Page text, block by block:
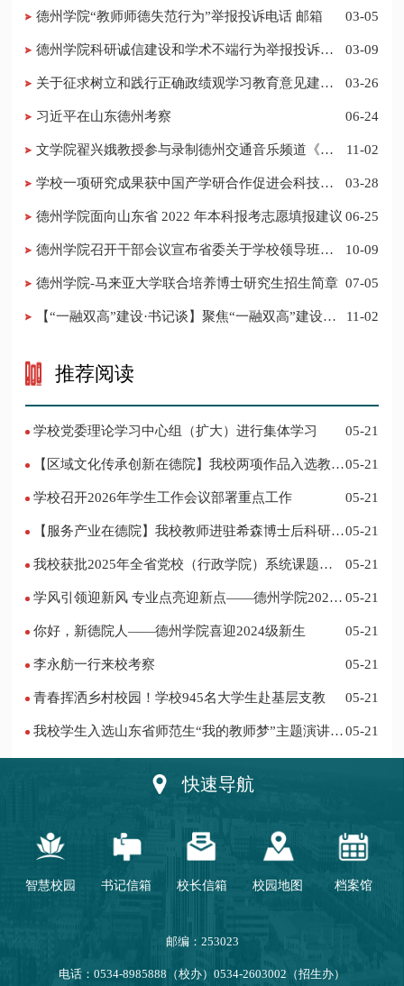
德州学院“教师师德失范行为”举报投诉电话 邮箱 03-05
德州学院科研诚信建设和学术不端行为举报投诉电
03-09
03-26
习近平在山东德州考察 06-24
​文学院翟兴娥教授参与录制德州交通音乐频道《科
11-02
学校一项研究成果获中国产学研合作促进会科技创
03-28
德州学院面向山东省 2022 年本科报考志愿填报建议 06-25
​德州学院召开干部会议宣布省委关于学校领导班子
10-09
德州学院-马来亚大学联合培养博士研究生招生简章 07-05
11-02
推荐阅读
学校党委理论学习中心组（扩大）进行集体学习 05-21
05-21
学校召开2026年学生工作会议部署重点工作 05-21
05-21
我校获批2025年全省党校（行政学院）系统课题立
05-21
学风引领迎新风 专业点亮迎新点——德州学院2024
05-21
你好，新德院人——德州学院喜迎2024级新生 05-21
李永舫一行来校考察 05-21
青春挥洒乡村校园！学校945名大学生赴基层支教 05-21
我校学生入选山东省师范生“我的教师梦”主题演讲活
05-21
快速导航
智慧校园 书记信箱 校长信箱 校园地图 档案馆
邮编：253023
电话：0534-8985888（校办）0534-2603002（招生办）